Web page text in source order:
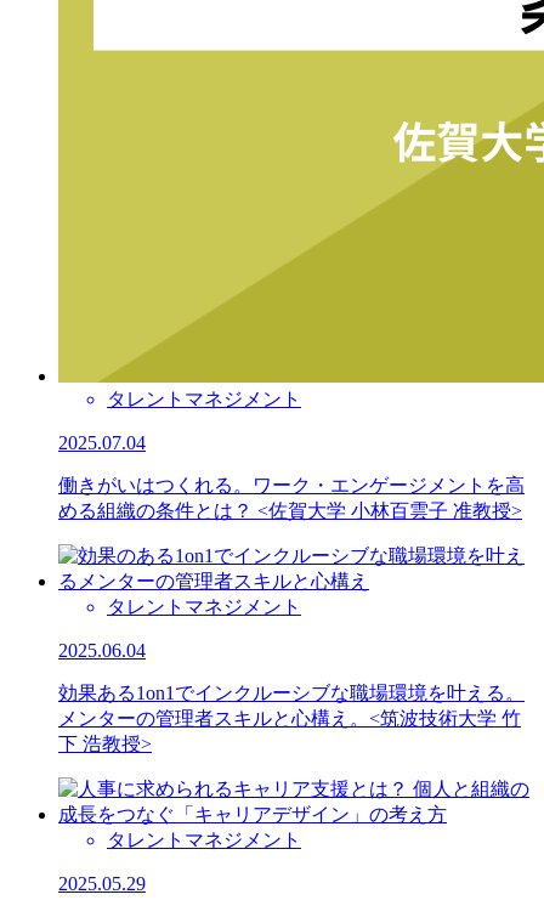
タレントマネジメント
2025.07.04
働きがいはつくれる。ワーク・エンゲージメントを高
める組織の条件とは？ <佐賀大学 小林百雲子 准教授>
タレントマネジメント
2025.06.04
効果ある1on1でインクルーシブな職場環境を叶える。
メンターの管理者スキルと心構え。<筑波技術大学 竹
下 浩教授>
タレントマネジメント
2025.05.29